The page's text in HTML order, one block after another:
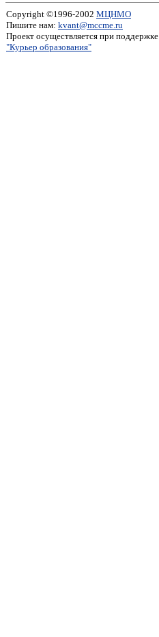
Copyright ©1996-2002 МЦНМО
Пишите нам: kvant@mccme.ru
Проект осуществляется при поддержке
"Курьер образования"